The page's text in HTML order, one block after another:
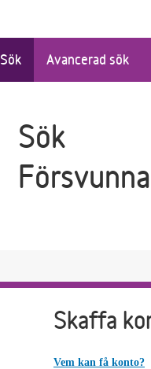
Sök Avancerad sök
Sök
Skaffa
Vem kan få konto?